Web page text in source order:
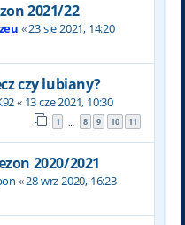
2021/22
«23 sie 2021, 14:20
czy lubiany?
« 13 cze 2021, 10:30
1 … 8 9 10 11
2020/2021
«28 wrz 2020, 16:23